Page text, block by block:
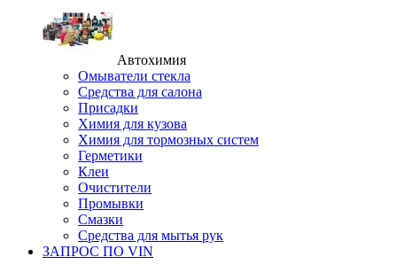
Автохимия
Омыватели стекла
Средства для салона
Присадки
Химия для кузова
Химия для тормозных систем
Герметики
Клеи
Очистители
Промывки
Смазки
Средства для мытья рук
ЗАПРОС ПО VIN